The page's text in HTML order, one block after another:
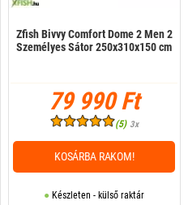
Zfish Bivvy Comfort Dome 2 Men 2
Személyes Sátor 250x310x150 cm
79 990 Ft
(5) 3x
Készleten - külső raktár
KOSÁRBA RAKOM!